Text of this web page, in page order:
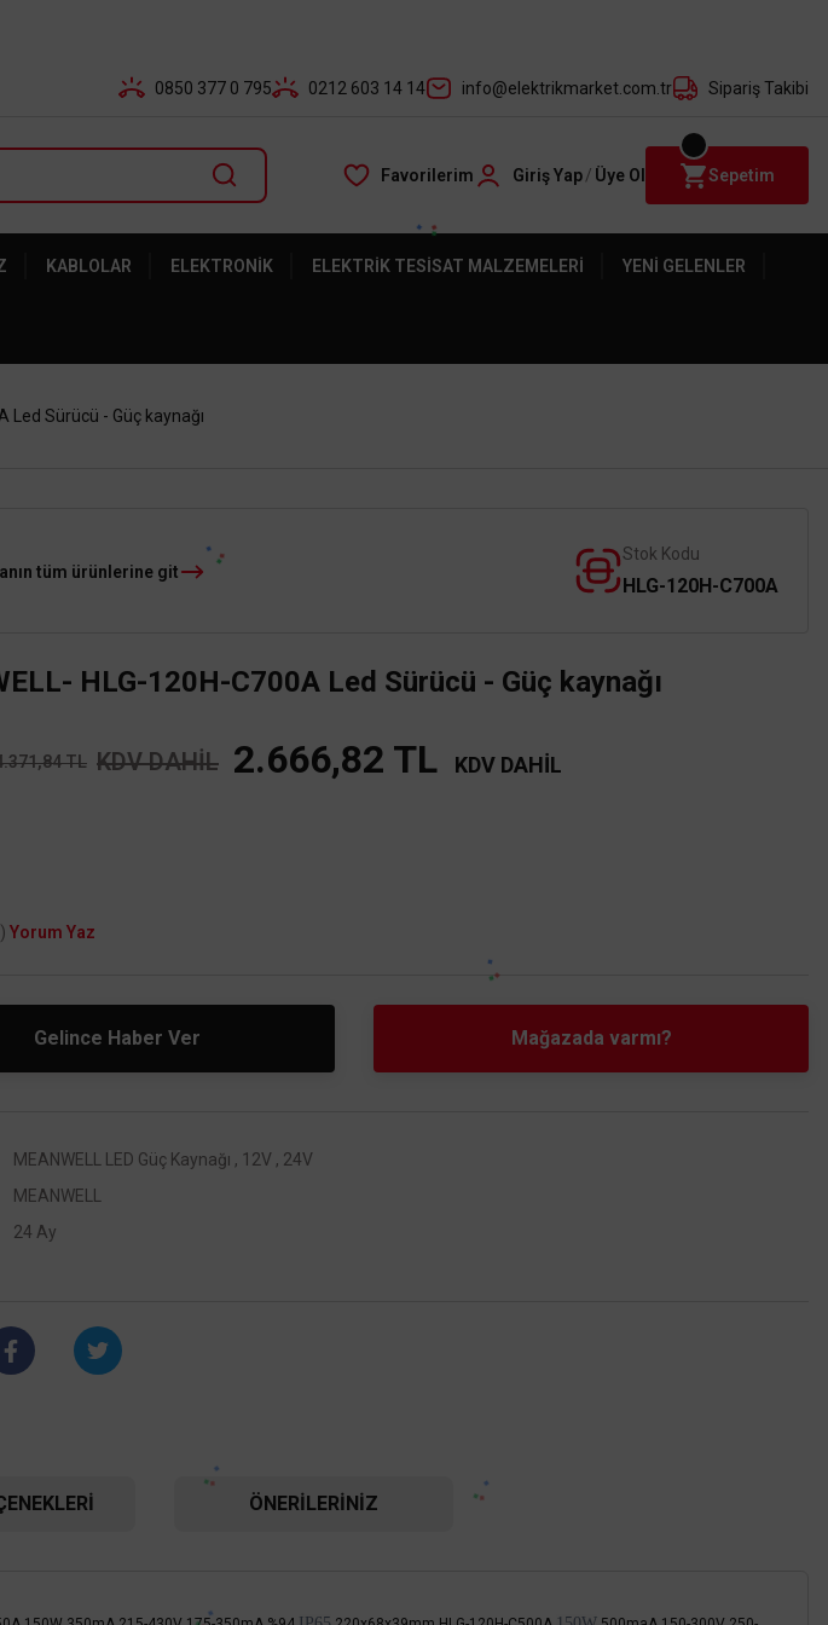
0850 377 0 795 0212 603 14 14 info@elektrikmarket.com.tr Sipariş Takibi
Favorilerim Giriş Yap/ Üye Ol Sepetim
KABLOLAR ELEKTRONIK ELEKTRIK TESISAT MALZEMELERI YENI GELENLER
Led Sürücü - Güç kaynağı
tüm ürünlerine git
Stok Kodu
HLG-120H-C700A
HLG-120H-C700A Led Sürücü - Güç kaynağı
TL KDV DAHİL 2.666,82 TL KDV DAHİL
Yorum Yaz
Gelince Haber Ver Mağazada varmı?
MEANWELL LED Güç Kaynağı , 12V , 24V
MEANWELL
24 Ay
ÖNERILERINIZ